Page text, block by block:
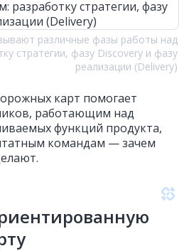
различные фазы работы над
стратегии, фазу Discovery и фазу
реализации (Delivery)
карт помогает
работающим над
функций продукта,
командам — зачем